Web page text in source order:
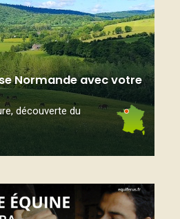
Normande avec votre
découverte du